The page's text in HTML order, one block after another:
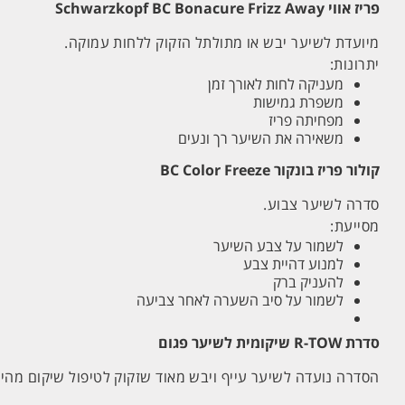
פריז אווי Schwarzkopf BC Bonacure Frizz Away
מיועדת לשיער יבש או מתולתל הזקוק ללחות עמוקה.
יתרונות:
מעניקה לחות לאורך זמן
משפרת גמישות
מפחיתה פריז
משאירה את השיער רך ונעים
קולור פריז בונקור BC Color Freeze
סדרה לשיער צבוע.
מסייעת:
לשמור על צבע השיער
למנוע דהיית צבע
להעניק ברק
לשמור על סיב השערה לאחר צביעה
סדרת R-TOW שיקומית לשיער פגום
הסדרה נועדה לשיער עייף ויבש מאוד שזקוק לטיפול שיקום